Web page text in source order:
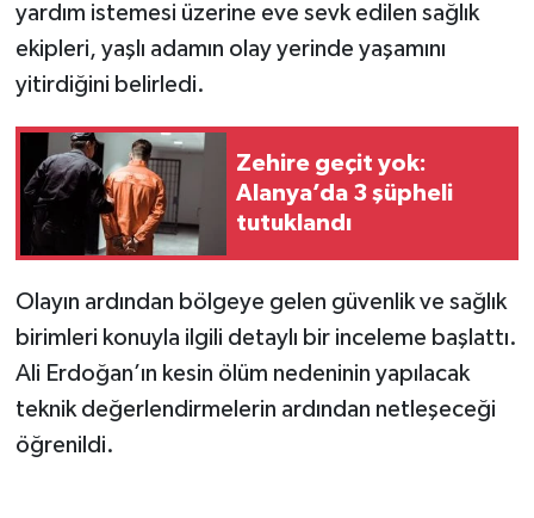
yardım istemesi üzerine eve sevk edilen sağlık
ekipleri, yaşlı adamın olay yerinde yaşamını
yitirdiğini belirledi.
Zehire geçit yok:
Alanya’da 3 şüpheli
tutuklandı
Olayın ardından bölgeye gelen güvenlik ve sağlık
birimleri konuyla ilgili detaylı bir inceleme başlattı.
Ali Erdoğan’ın kesin ölüm nedeninin yapılacak
teknik değerlendirmelerin ardından netleşeceği
öğrenildi.